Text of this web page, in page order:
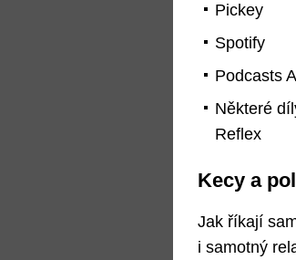
Pickey
Spotify
Podcasts
Některé
Reflex
Kecy a
Jak říkají
i samotný